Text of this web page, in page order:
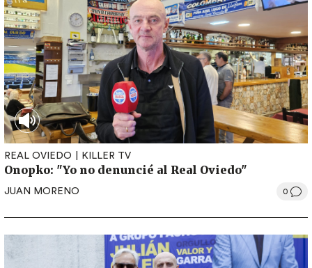
REAL OVIEDO KILLER TV
Onopko: "Yo no denuncié al Real Oviedo"
JUAN MORENO 0